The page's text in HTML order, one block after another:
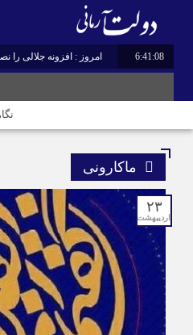
6:41:09 امروز : افزونه جلالی را
ماکارونی
۲۳
اردیبهشت